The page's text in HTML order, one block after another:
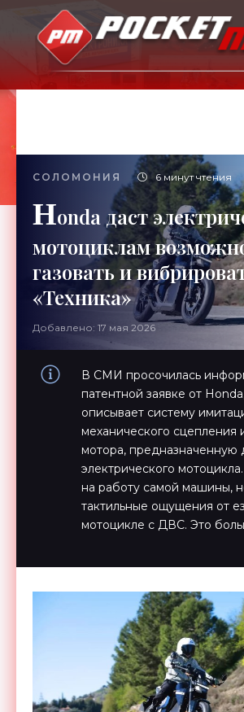
СОЛОМОНИЯ 6 минут чтения
Honda даст
мотоциклам
газовать и
«Техника»
Добавлено: 17 мая 2026
В СМИ просочилась
патентной заявке от
описывает систему
механического сцепления
мотора, предназначенную
электрического
на работу самой машины,
тактильные ощущения от
мотоцикле с ДВС. Это